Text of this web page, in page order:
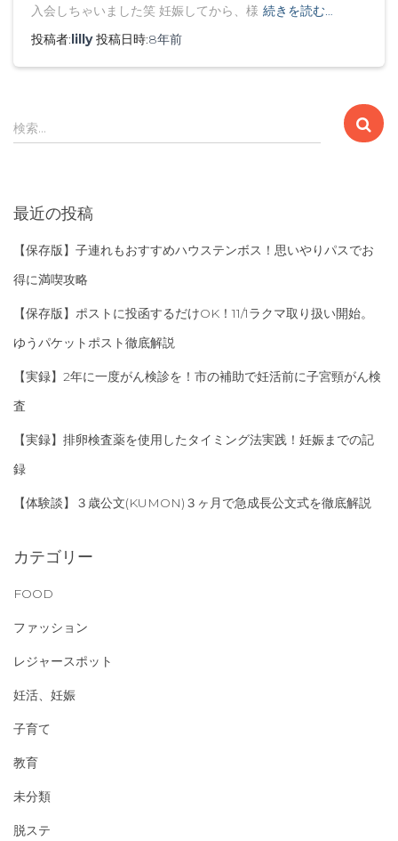
入会しちゃいました笑 妊娠してから、様 続きを読む…
投稿者:lilly投稿日時:8年前
検
索
検索…
最近の投稿
【保存版】子連れもおすすめハウステンボス！思いやりパスでお
得に満喫攻略
【保存版】ポストに投函するだけOK！11/1ラクマ取り扱い開始。
ゆうパケットポスト徹底解説
【実録】2年に一度がん検診を！市の補助で妊活前に子宮頸がん検
査
【実録】排卵検査薬を使用したタイミング法実践！妊娠までの記
録
【体験談】３歳公文(KUMON)３ヶ月で急成長公文式を徹底解説
カテゴリー
FOOD
ファッション
レジャースポット
妊活、妊娠
子育て
教育
未分類
脱ステ